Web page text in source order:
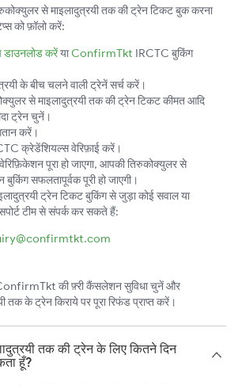
से माइलादुत्रयी तक की ट्रेन टिकट बुक करना
को फ़ॉलो करें:
करेंयाConfirmTkt IRCTC बुकिंग
के बीच चलने वाली ट्रेनें सर्च करें।
से माइलादुत्रयी तक की ट्रेन टिकट कीमत आदि
ट्रेन चुनें।
करें।
क्रेडेंशियल्स वेरिफ़ाई करें।
पूरा हो जाएगा, आपकी तिरुकोक्युलर से
सफलतापूर्वक पूरी हो जाएगी।
ट्रेन टिकट बुकिंग से जुड़ा कोई सवाल या
टीम से संपर्क कर सकते हैं:
की फ़्री कैंसलेशन सुविधा चुनें और
तक के ट्रेन किराये पर पूरा रिफंड प्राप्त करें।
तक की ट्रेन के लिए कितने दिन
हूँ?